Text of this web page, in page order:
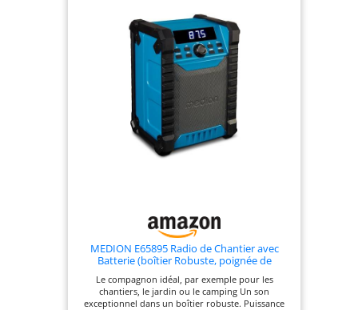
MEDION E65895 Radio de Chantier avec
Batterie (boîtier Robuste, poignée de
Transport, Bluetooth, Protection Contre Les
éclaboussures (IP54), Radio FM, AUX) Vert
Le compagnon idéal, par exemple pour les
chantiers, le jardin ou le camping Un son
exceptionnel dans un boîtier robuste. Puissance